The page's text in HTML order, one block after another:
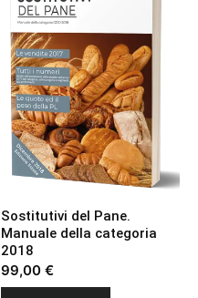
Sostitutivi del Pane.
Manuale della categoria
2018
99,00€